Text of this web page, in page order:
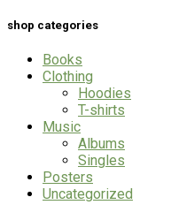
shop categories
Books
Clothing
Hoodies
T-shirts
Music
Albums
Singles
Posters
Uncategorized